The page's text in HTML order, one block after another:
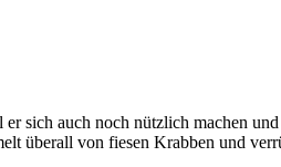
er sich auch noch nützlich machen
überall von fiesen Krabben und